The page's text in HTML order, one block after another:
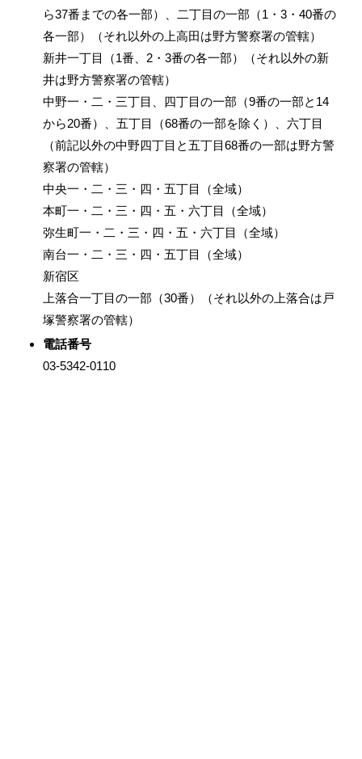
ら37番までの各一部）、二丁目の一部（1・3・40番の
各一部）（それ以外の上高田は野方警察署の管轄）
新井一丁目（1番、2・3番の各一部）（それ以外の新
井は野方警察署の管轄）
中野一・二・三丁目、四丁目の一部（9番の一部と14
から20番）、五丁目（68番の一部を除く）、六丁目
（前記以外の中野四丁目と五丁目68番の一部は野方警
察署の管轄）
中央一・二・三・四・五丁目（全域）
本町一・二・三・四・五・六丁目（全域）
弥生町一・二・三・四・五・六丁目（全域）
南台一・二・三・四・五丁目（全域）
新宿区
上落合一丁目の一部（30番）（それ以外の上落合は戸
塚警察署の管轄）
電話番号
03-5342-0110